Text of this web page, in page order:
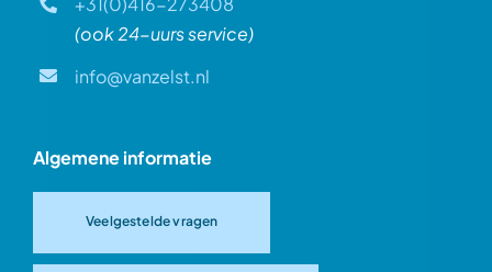
(ook 24-uurs service)
info@vanzelst.nl
Algemene informatie
Veelgestelde vragen